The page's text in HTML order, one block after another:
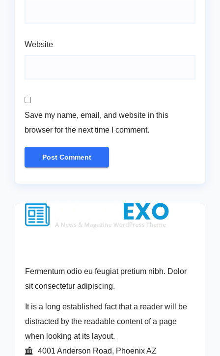
Website
Save my name, email, and website in this
browser for the next time I comment.
Fermentum odio eu feugiat pretium nibh. Dolor
sit consectetur adipiscing.
It is a long established fact that a reader will be
distracted by the readable content of a page
when looking at its layout.
4001 Anderson Road, Phoenix AZ